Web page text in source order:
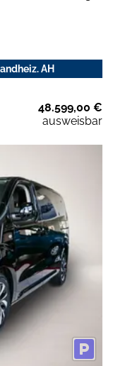
AH
48.599,00 €
ausweisbar